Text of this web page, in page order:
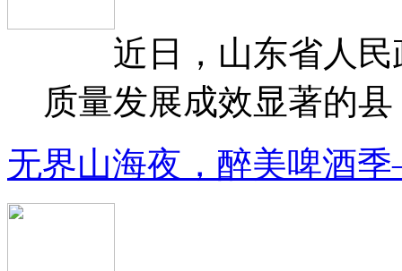
近日，山东省人民
质量发展成效显著的
无界山海夜，醉美啤酒